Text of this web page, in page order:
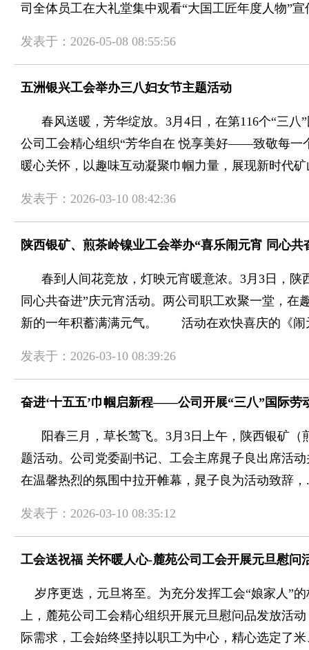
司全体员工在大礼堂集中观看“大国工匠年度人物”宣
发表于：2026-05-08 08:55:56
五洲银兴工会举办三八妇女节主题活动
春风送暖，芳华绽放。3月4日，在第116个“三八
公司工会精心组织“芳华自在 悦享美好——致敬每一
暖心关怀，以趣味互动凝聚巾帼力量，展现新时代
发表于：2026-03-10 08:42:36
陕西银矿、煎茶岭镍业工会举办“喜乐闹元宵 同心共
春到人间花竞放，灯映元宵暖意浓。3月3日，陕
同心共奋进”庆元宵活动。两公司职工欢聚一堂，
新的一年积蓄满满元气。 活动在欢快喜庆的《闹
发表于：2026-03-10 08:39:26
奋进‘十五五’巾帼启新程——公司开展“三八”国际劳
阳春三月，草长莺飞。3月3日上午，陕西银矿（
题活动。公司党委副书记、工会主席晁子良出席
在温馨热烈的氛围中拉开帷幕，晁子良为活动致辞，
发表于：2026-03-10 08:35:12
工会送祝福 关怀暖人心-麓苑公司工会开展元旦慰问
岁序更迭，元旦将至。为充分发挥工会“娘家人”
上，麓苑公司工会精心组织开展元旦慰问品发放
际需求，工会始终坚持以职工为中心，精心选定了